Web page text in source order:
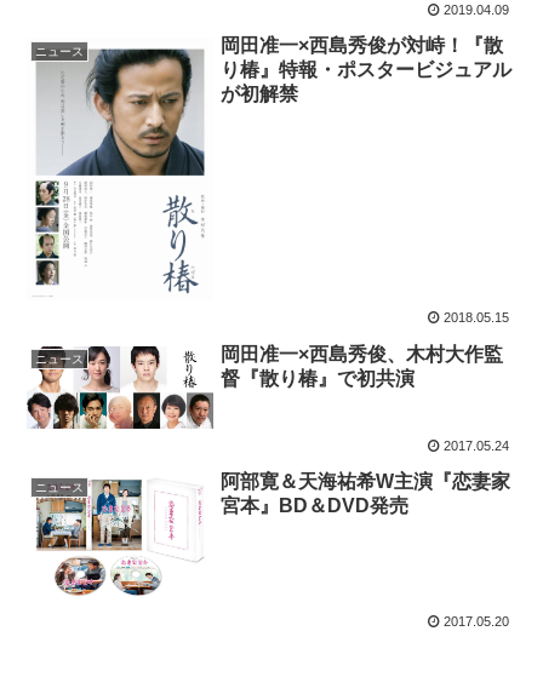
2019.04.09
ニュース
岡田准一×西島秀俊が対峙！『散
り椿』特報・ポスタービジュアル
が初解禁
2018.05.15
ニュース
岡田准一×西島秀俊、木村大作監
督『散り椿』で初共演
2017.05.24
ニュース
阿部寛＆天海祐希W主演『恋妻家
宮本』BD＆DVD発売
2017.05.20